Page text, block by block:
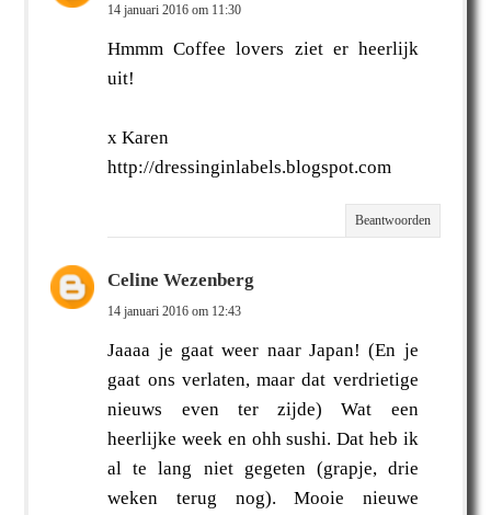
14 januari 2016 om 11:30
Hmmm Coffee lovers ziet er heerlijk
uit!
x Karen
http://dressinginlabels.blogspot.com
Beantwoorden
Celine Wezenberg
14 januari 2016 om 12:43
Jaaaa je gaat weer naar Japan! (En je
gaat ons verlaten, maar dat verdrietige
nieuws even ter zijde) Wat een
heerlijke week en ohh sushi. Dat heb ik
al te lang niet gegeten (grapje, drie
weken terug nog). Mooie nieuwe